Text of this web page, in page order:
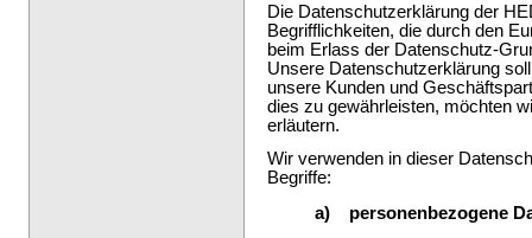
Die Datenschutzerklärung der
Begrifflichkeiten, die durch den
beim Erlass der Datenschutz-
Unsere Datenschutzerklärung
unsere Kunden und
dies zu gewährleisten, möchten
erläutern.
Wir verwenden in dieser
Begriffe:
a) personenbezogene